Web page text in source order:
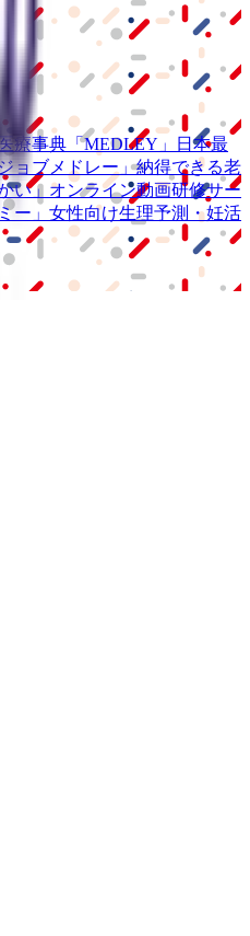
療事典 「MEDLEY」
日本最
ョブメドレー」納得できる老
い」 オンライン動画研修サー
ー」 女性向け生理予測・妊活